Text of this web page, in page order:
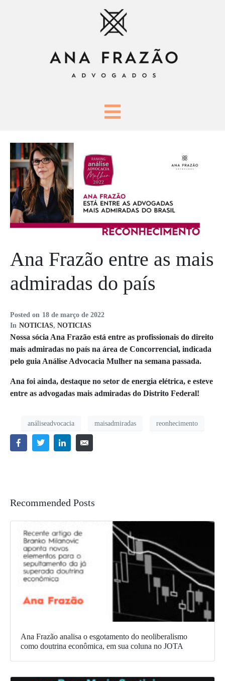
Posted on 18 de março de 2022
In NOTICIAS, NOTICIAS
Ana Frazão entre as mais
admiradas do país
Nossa sócia Ana Frazão está entre as profissionais do direito
mais admiradas no país na área de Concorrencial, indicada
pelo guia Análise Advocacia Mulher na semana passada.
Ana foi ainda, destaque no setor de energia elétrica, e esteve
entre as advogadas mais admiradas do Distrito Federal!
análiseadvocacia maisadmiradas reonhecimento
Recommended Posts
Ana Frazão analisa o esgotamento do neoliberalismo
como doutrina econômica, em sua coluna no JOTA